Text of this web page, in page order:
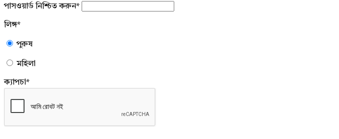
পাসওয়ার্ড নিশ্চিত করুন*
লিঙ্গ*
পুরুষ
মহিলা
ক্যাপচা*